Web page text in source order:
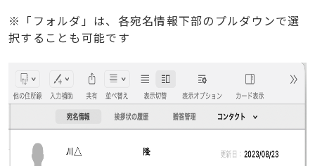
※「フォルダ」は、各宛名情報下部のプルダウンで選
択することも可能です